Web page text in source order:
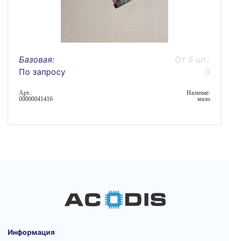
Базовая:
По запросу
От 5 шт.:
0
Арт.:
00000041416
Наличие:
мало
Информация